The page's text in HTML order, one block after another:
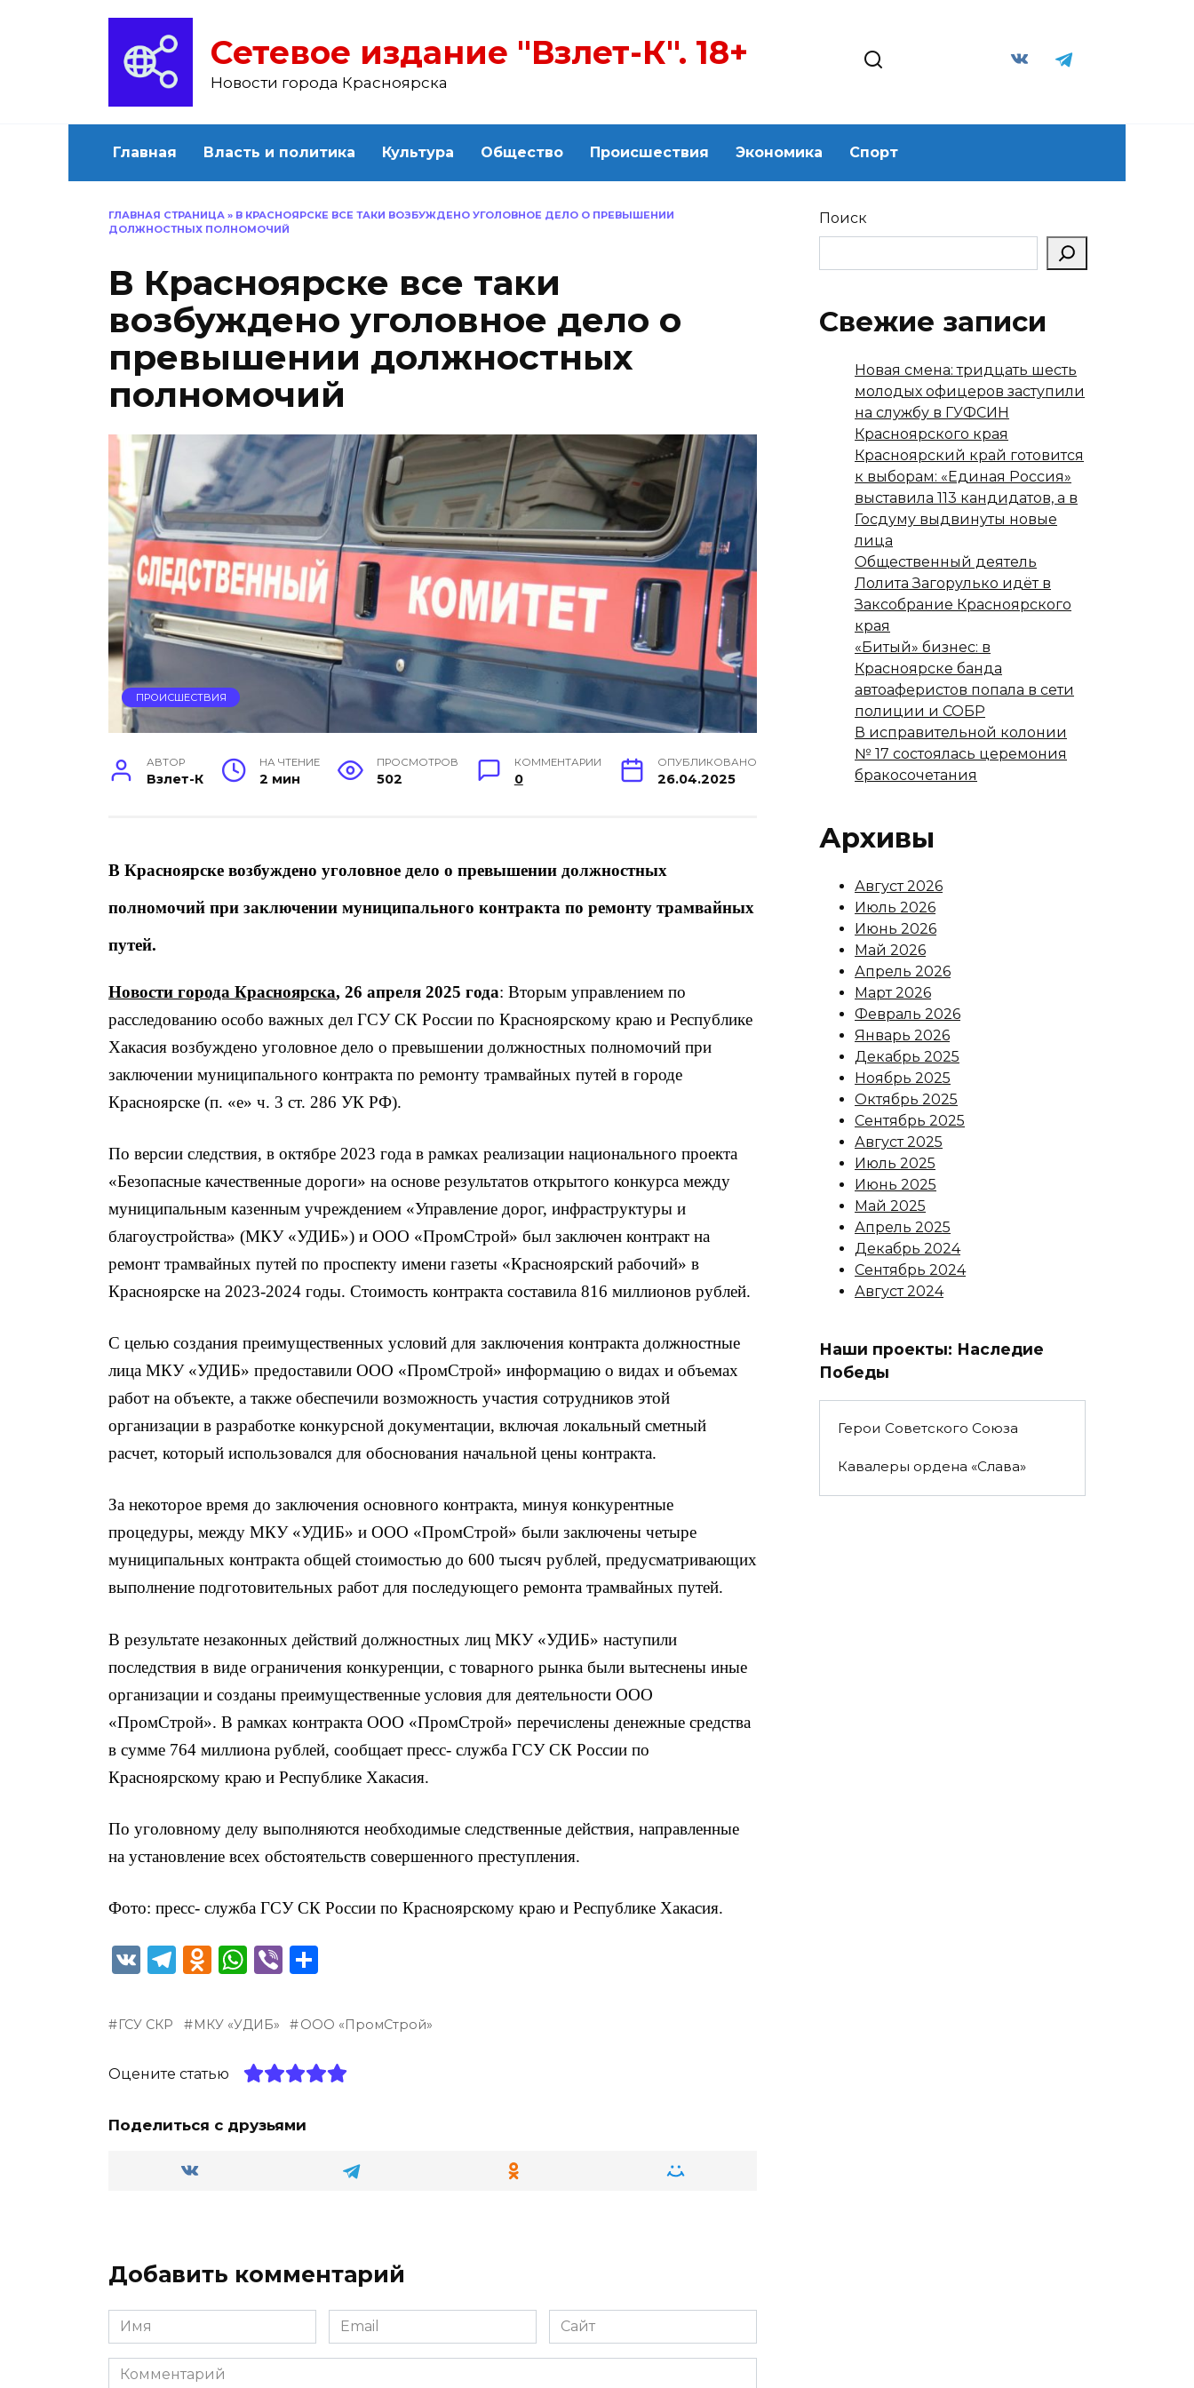
Сетевое издание "Взлет-К". 18+
Новости города Красноярска
Главная Власть и политика Культура Общество Происшествия Экономика Спорт
ГЛАВНАЯ СТРАНИЦА » В КРАСНОЯРСКЕ ВСЕ ТАКИ ВОЗБУЖДЕНО УГОЛОВНОЕ ДЕЛО О ПРЕВЫШЕНИИ
ДОЛЖНОСТНЫХ ПОЛНОМОЧИЙ
В Красноярске все таки
возбуждено уголовное дело о
превышении должностных
полномочий
ПРОИСШЕСТВИЯ
АВТОР
Взлет-К
НА ЧТЕНИЕ
2 мин
ПРОСМОТРОВ
502
КОММЕНТАРИИ
0
ОПУБЛИКОВАНО
26.04.2025
В Красноярске возбуждено уголовное дело о превышении должностных
полномочий при заключении муниципального контракта по ремонту трамвайных
путей.
Новости города Красноярска, 26 апреля 2025 года: Вторым управлением по
расследованию особо важных дел ГСУ СК России по Красноярскому краю и Республике
Хакасия возбуждено уголовное дело о превышении должностных полномочий при
заключении муниципального контракта по ремонту трамвайных путей в городе
Красноярске (п. «е» ч. 3 ст. 286 УК РФ).
По версии следствия, в октябре 2023 года в рамках реализации национального проекта
«Безопасные качественные дороги» на основе результатов открытого конкурса между
муниципальным казенным учреждением «Управление дорог, инфраструктуры и
благоустройства» (МКУ «УДИБ») и ООО «ПромСтрой» был заключен контракт на
ремонт трамвайных путей по проспекту имени газеты «Красноярский рабочий» в
Красноярске на 2023-2024 годы. Стоимость контракта составила 816 миллионов рублей.
С целью создания преимущественных условий для заключения контракта должностные
лица МКУ «УДИБ» предоставили ООО «ПромСтрой» информацию о видах и объемах
работ на объекте, а также обеспечили возможность участия сотрудников этой
организации в разработке конкурсной документации, включая локальный сметный
расчет, который использовался для обоснования начальной цены контракта.
За некоторое время до заключения основного контракта, минуя конкурентные
процедуры, между МКУ «УДИБ» и ООО «ПромСтрой» были заключены четыре
муниципальных контракта общей стоимостью до 600 тысяч рублей, предусматривающих
выполнение подготовительных работ для последующего ремонта трамвайных путей.
В результате незаконных действий должностных лиц МКУ «УДИБ» наступили
последствия в виде ограничения конкуренции, с товарного рынка были вытеснены иные
организации и созданы преимущественные условия для деятельности ООО
«ПромСтрой». В рамках контракта ООО «ПромСтрой» перечислены денежные средства
в сумме 764 миллиона рублей, сообщает пресс- служба ГСУ СК России по
Красноярскому краю и Республике Хакасия.
По уголовному делу выполняются необходимые следственные действия, направленные
на установление всех обстоятельств совершенного преступления.
Фото: пресс- служба ГСУ СК России по Красноярскому краю и Республике Хакасия.
V
T
e
ra
O
n
kl
ss
W
a
A
p
Vi
er п
а
ГСУ СКР МКУ «УДИБ» ООО «ПромСтрой»
Оцените статью
Поделиться с друзьями
Добавить комментарий
Имя Email Сайт
Комментарий
Поиск
Свежие записи
Новая смена: тридцать шесть
молодых офицеров заступили
на службу в ГУФСИН
Красноярского края
Красноярский край готовится
к выборам: «Единая Россия»
выставила 113 кандидатов, а в
Госдуму выдвинуты новые
лица
Общественный деятель
Лолита Загорулько идёт в
Заксобрание Красноярского
края
«Битый» бизнес: в
Красноярске банда
автоаферистов попала в сети
полиции и СОБР
В исправительной колонии
№ 17 состоялась церемония
бракосочетания
Архивы
Август 2026
Июль 2026
Июнь 2026
Май 2026
Апрель 2026
Март 2026
Февраль 2026
Январь 2026
Декабрь 2025
Ноябрь 2025
Октябрь 2025
Сентябрь 2025
Август 2025
Июль 2025
Июнь 2025
Май 2025
Апрель 2025
Декабрь 2024
Сентябрь 2024
Август 2024
Наши проекты: Наследие
Победы
Герои Советского Союза
Кавалеры ордена «Слава»